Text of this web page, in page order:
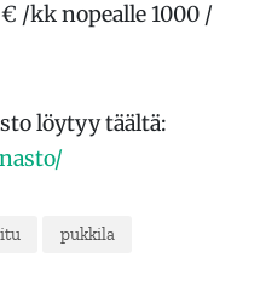
/kk nopealle 1000 /
löytyy täältä:
pukkila